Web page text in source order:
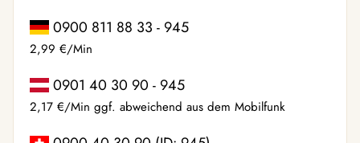
0900 811 88 33 - 945
2,99 €/Min
0901 40 30 90 - 945
2,17 €/Min ggf. abweichend aus dem Mobilfunk